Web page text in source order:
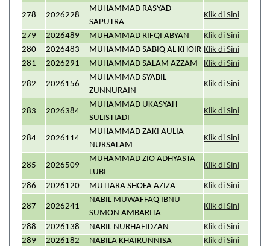
278 2026228
MUHAMMAD RASYAD
SAPUTRA
Klik di Sini
279 2026489 MUHAMMAD RIFQI ABYAN
Klik di Sini
280
2026483 MUHAMMAD SABIQ AL KHOIR Klik di Sini
281
2026291 MUHAMMAD SALAM AZZAM Klik di Sini
282 2026156
MUHAMMAD SYABIL
ZUNNURAIN
Klik di Sini
283 2026384
MUHAMMAD UKASYAH
SULISTIADI
Klik di Sini
284 2026114
MUHAMMAD ZAKI AULIA
NURSALAM
Klik di Sini
285 2026509
MUHAMMAD ZIO ADHYASTA
LUBI
Klik di Sini
286 2026120 MUTIARA SHOFA AZIZA Klik di Sini
287 2026241
NABIL MUWAFFAQ IBNU
SUMON AMBARITA
Klik di Sini
288 2026138 NABIL NURHAFIDZAN
Klik di Sini
289
2026182 NABILA KHAIRUNNISA
Klik di Sini